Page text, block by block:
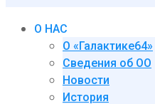
О НАС
О «Галактике64»
Сведения об ОО
Новости
История